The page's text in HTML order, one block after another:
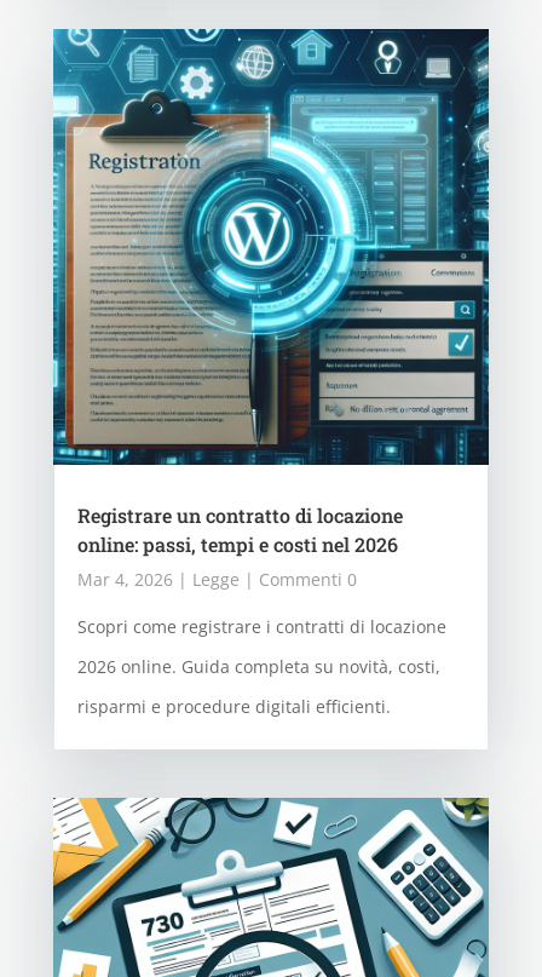
Registrare un contratto di locazione
online: passi, tempi e costi nel 2026
Mar 4, 2026| Legge | Commenti 0
Scopri come registrare i contratti di locazione
2026 online. Guida completa su novità, costi,
risparmi e procedure digitali efficienti.